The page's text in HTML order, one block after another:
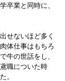
卒業と同時に、
せないほど多く
体仕事はもちろ
牛の世話をし、
職についた時
。